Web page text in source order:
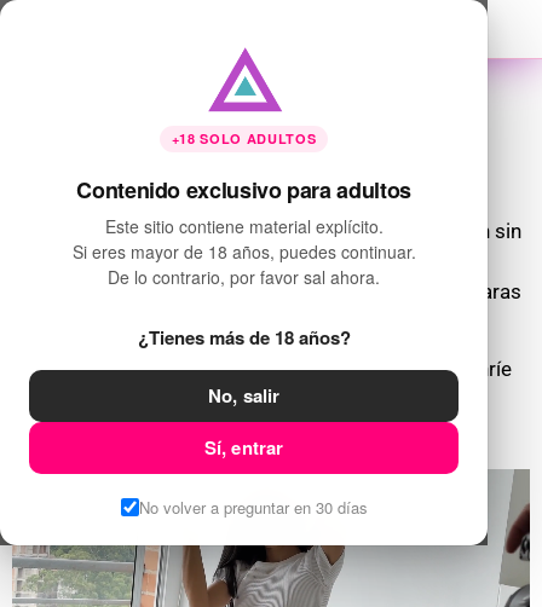
+18 SOLO ADULTOS
Contenido exclusivo para adultos
Este sitio contiene material explícito.
Si eres mayor de 18 años, puedes continuar.
De lo contrario, por favor sal ahora.
¿Tienes más de 18 años?
No, salir
Sí, entrar
No volver a preguntar en 30 días
Paris Charlotte Raw Voyeur Cam
Esto es cámara B. Un POV crudo, sin guión, sin
Paris Charlottese la mama con baba, la cogen sin
pausa y los gemidos reales te ponen duro.
La cámara la sigue desde el costado, como si espiaras
Y al final, le revientan la cara en leche mientras sonríe
rendida.